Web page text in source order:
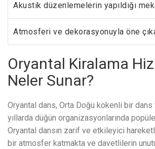
Akustik düzenlemelerin yapıldığı
Atmosferi ve dekorasyonuyla öne
Oryantal Kiralama
Neler Sunar?
Oryantal dans, Orta Doğu kökenli bir
yıllarda düğün organizasyonlarında
Oryantal dansın zarif ve etkileyici
bir atmosfer katmakta ve davetlilerin